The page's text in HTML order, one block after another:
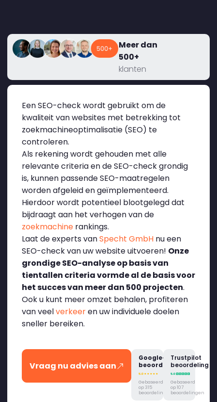
Meer dan
500+
klanten
Een SEO-check wordt gebruikt om de
kwaliteit van websites met betrekking tot
zoekmachineoptimalisatie (SEO) te
controleren.
Als rekening wordt gehouden met alle
relevante criteria en de SEO-check grondig
is, kunnen passende SEO-maatregelen
worden afgeleid en geïmplementeerd.
Hierdoor wordt potentieel blootgelegd dat
bijdraagt aan het verhogen van de
zoekmachine rankings.
Laat de experts vanSpecht GmbH nu een
SEO-check van uw website uitvoeren! Onze
grondige SEO-analyse op basis van
tientallen criteria vormde al de basis voor
het succes van meer dan 500 projecten.
Ook u kunt meer omzet behalen, profiteren
van veelverkeeren uw individuele doelen
sneller bereiken.
Vraag nu advies aan
Google-
beoordeling
Gebaseerd
op 315
beoordelingen
Trustpilot
beoordeling
Gebaseerd
op 107
beoordelingen